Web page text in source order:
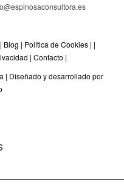
| Blog | Política de Cookies| |
|Contacto |
| Diseñado y desarrollado por